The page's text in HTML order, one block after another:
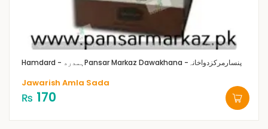
Hamdard - ہمدرد Pansar Markaz Dawakhana -پنسارمرکزدواخانہ
Jawarish Amla Sada
₨ 170